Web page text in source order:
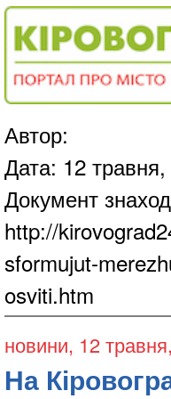
Автор:
Дата: 12
Документ
http://
sformujut-
osviti.htm
новини, 12
На